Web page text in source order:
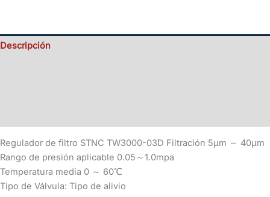
Descripción
Regulador de filtro STNC TW3000-03D Filtración 5μm ～ 40μm
Rango de presión aplicable 0.05～1.0mpa
Temperatura media 0 ～ 60℃
Tipo de Válvula: Tipo de alivio